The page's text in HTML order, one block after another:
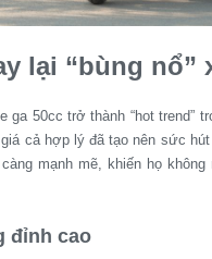
lại “bùng
ga 50cc trở thành “hot trend”
cả hợp lý đã tạo nên sức
mạnh mẽ, khiến họ
đỉnh cao